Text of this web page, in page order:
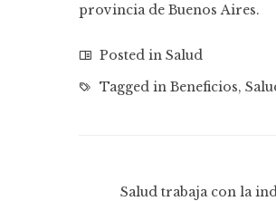
provincia de Buenos Aires.
Posted in Salud
Tagged in Beneficios,
Salud trabaja con la